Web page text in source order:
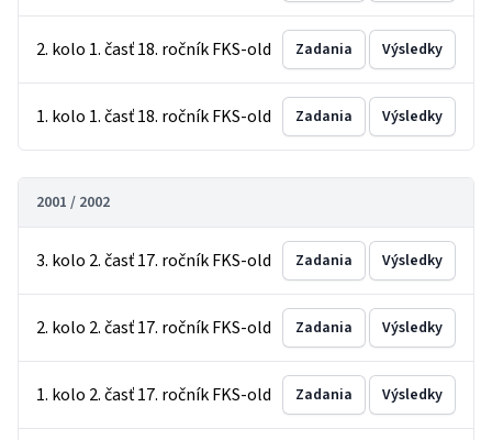
2. kolo 1. časť 18. ročník FKS-old Zadania Výsledky
1. kolo 1. časť 18. ročník FKS-old Zadania Výsledky
2001 / 2002
3. kolo 2. časť 17. ročník FKS-old Zadania Výsledky
2. kolo 2. časť 17. ročník FKS-old Zadania Výsledky
1. kolo 2. časť 17. ročník FKS-old Zadania Výsledky